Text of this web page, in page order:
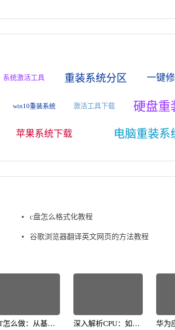
系统激活工具 重装系统分区 一键
win10重装系统 激活工具下载 硬盘重
苹果系统下载 电脑重装系
c盘怎么格式化教程
谷歌浏览器翻译英文网页的方法教程
怎么做：从基础 深入解析CPU：如何 华为